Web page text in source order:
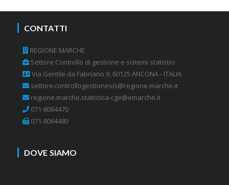
CONTATTI
REGIONE MARCHE
Settore Controllo di gestione e sistemi statistici
Via Gentile da Fabriano 9, 60125 ANCONA - ITALIA
settore.controllogestionesis@regione.marche.it
regione.marche.statistica-cge@emarche.it
071-8064470
071-8064480
DOVE SIAMO